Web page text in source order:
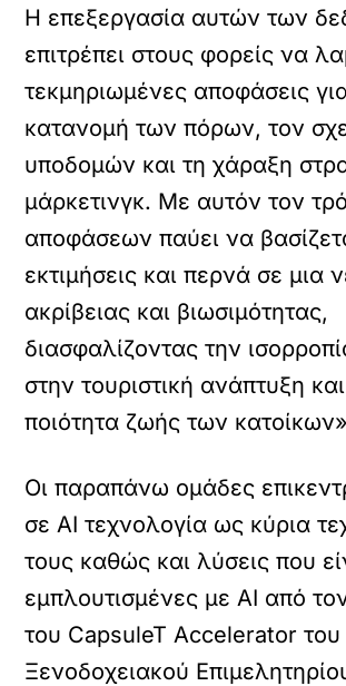
Η επεξεργασία αυτών των
επιτρέπει στους φορείς να
τεκμηριωμένες αποφάσεις
κατανομή των πόρων, τον
υποδομών και τη χάραξη
μάρκετινγκ. Με αυτόν τον
αποφάσεων παύει να
εκτιμήσεις και περνά σε μια
ακρίβειας και βιωσιμότητας,
διασφαλίζοντας την
στην τουριστική ανάπτυξη
ποιότητα ζωής των
Oι παραπάνω ομάδες
σε ΑΙ τεχνολογία ως κύρια
τους καθώς και λύσεις που
εμπλουτισμένες με ΑΙ από
του CapsuleT Accelerator του
Ξενοδοχειακού